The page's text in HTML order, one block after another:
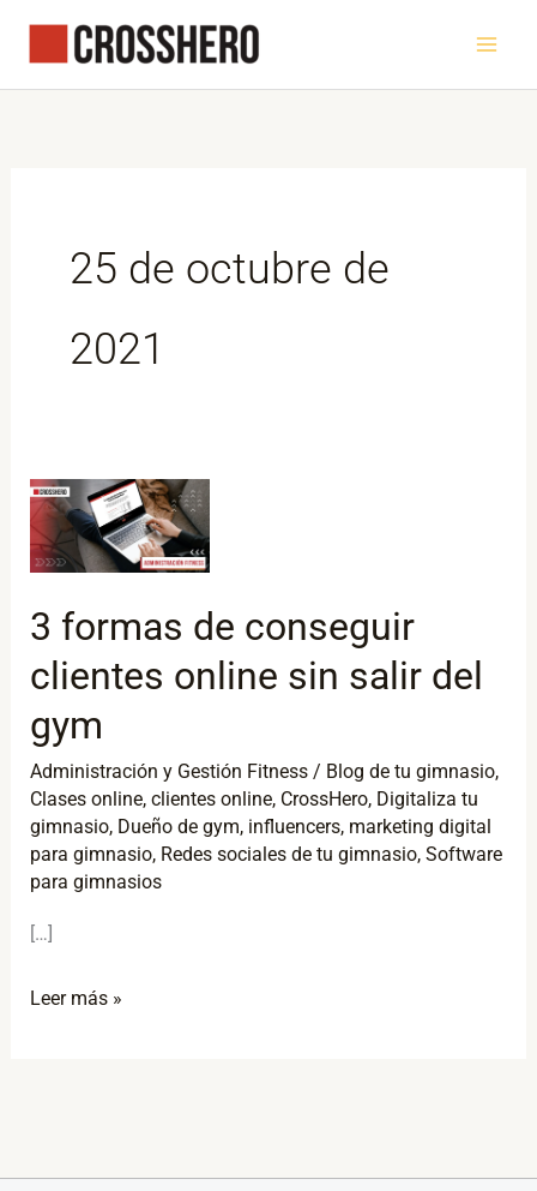
contenido
25 de octubre de
2021
3 formas de conseguir
clientes online sin salir del
gym
Administración y Gestión Fitness / Blog de tu gimnasio,
Clases online,clientes online, CrossHero, Digitaliza tu
gimnasio, Dueño de gym, influencers, marketing digital
para gimnasio, Redes sociales de tu gimnasio,Software
para gimnasios
[…]
3
formas
de
clientes
online
salir
del
gym
Leer más »